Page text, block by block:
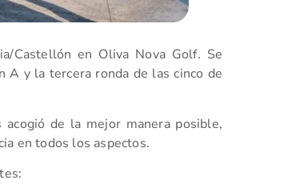
Castellón en Oliva Nova Golf. Se
A y la tercera ronda de las cinco de
de la mejor manera posible,
en todos los aspectos.